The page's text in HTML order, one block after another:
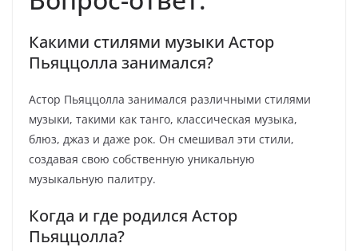
Какими стилями музыки Астор
Пьяццолла занимался?
Астор Пьяццолла занимался различными стилями
музыки, такими как танго, классическая музыка,
блюз, джаз и даже рок. Он смешивал эти стили,
создавая свою собственную уникальную
музыкальную палитру.
Когда и где родился Астор
Пьяццолла?